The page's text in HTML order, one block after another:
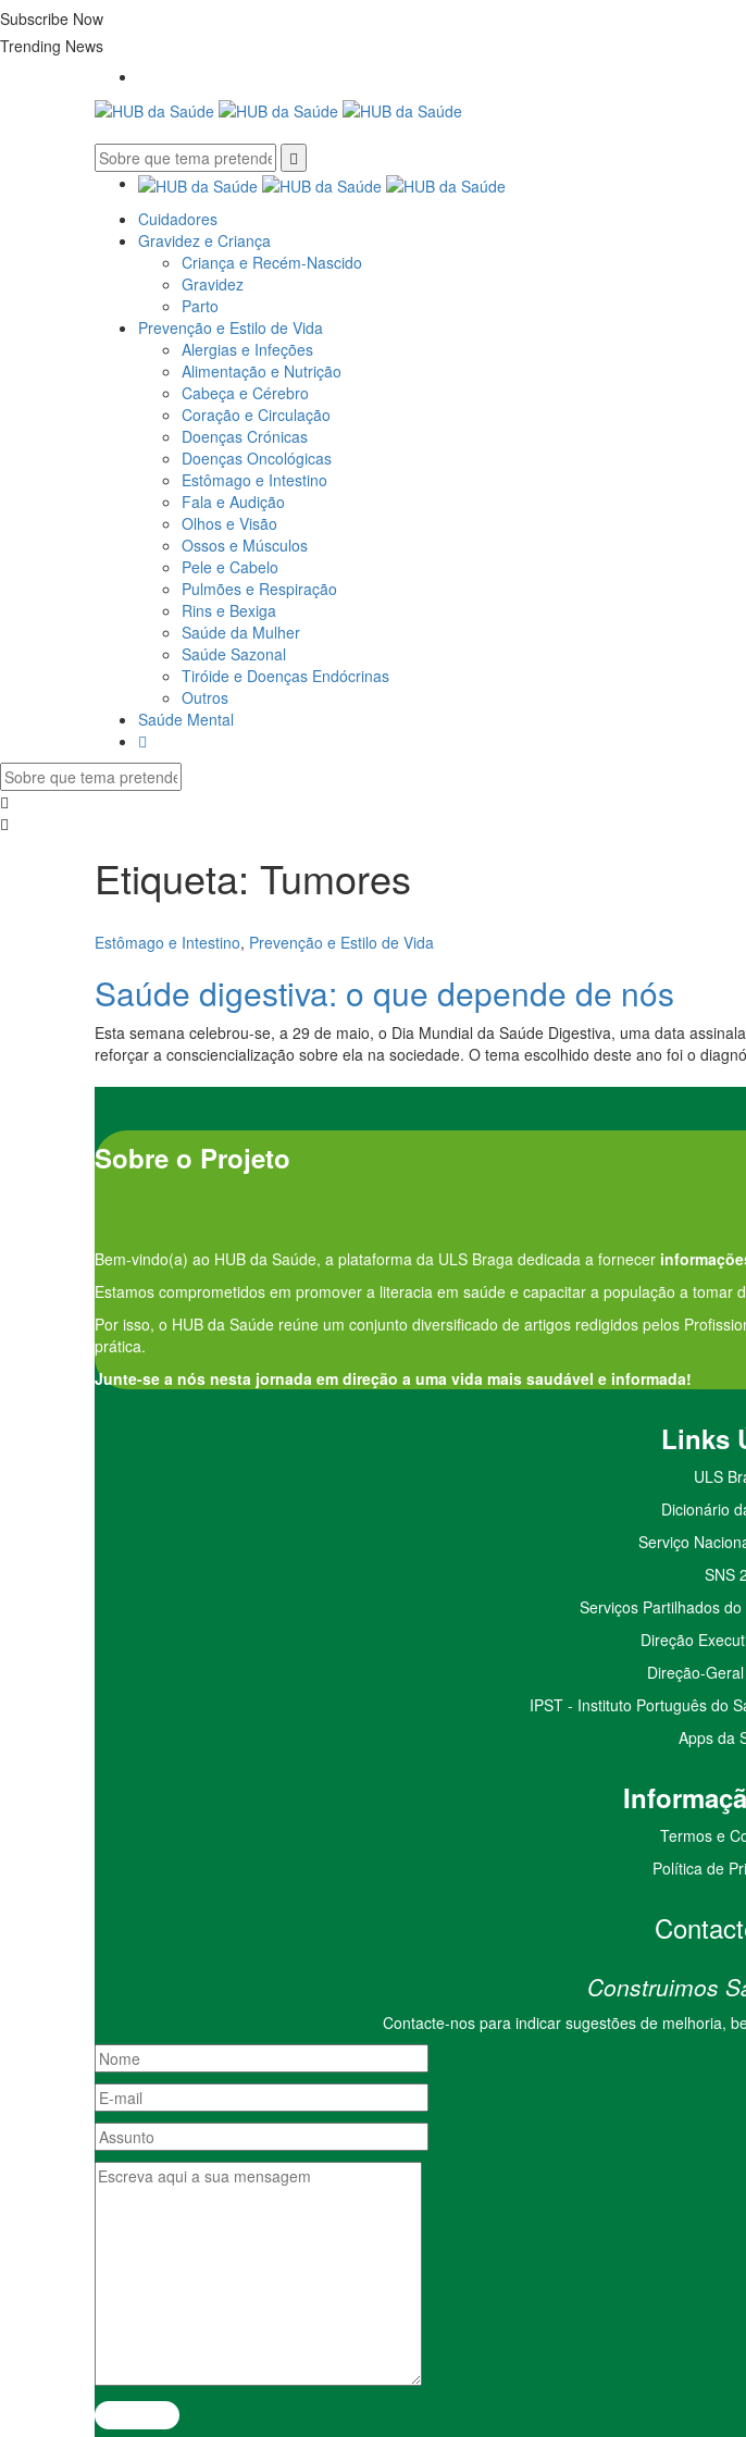
Subscribe Now
Trending News
Cuidadores
Gravidez e Criança
Criança e Recém-Nascido
Gravidez
Parto
Prevenção e Estilo de Vida
Alergias e Infeções
Alimentação e Nutrição
Cabeça e Cérebro
Coração e Circulação
Doenças Crónicas
Doenças Oncológicas
Estômago e Intestino
Fala e Audição
Olhos e Visão
Ossos e Músculos
Pele e Cabelo
Pulmões e Respiração
Rins e Bexiga
Saúde da Mulher
Saúde Sazonal
Tiróide e Doenças Endócrinas
Outros
Saúde Mental
Etiqueta: Tumores
Estômago e Intestino, Prevenção e Estilo de Vida
Saúde digestiva: o que depende de nós
Esta semana celebrou-se, a 29 de maio, o Dia Mundial da Saúde Digestiva, uma data
reforçar a consciencialização sobre ela na sociedade. O tema escolhido deste ano foi o
Sobre o Projeto
Bem-vindo(a) ao HUB da Saúde, a plataforma da ULS Braga dedicada a fornecer
Estamos comprometidos em promover a literacia em saúde e capacitar a população a
Por isso, o HUB da Saúde reúne um conjunto diversificado de artigos redigidos pelos
prática.
Junte-se a nós nesta jornada em direção a uma vida mais saudável e informada!
Links
ULS
Dicionário
Serviço
SNS
Serviços Partilhados
Direção
Direção-
IPST - Instituto Português do
Apps da
I
Termos e
Política de
Construimos
Contacte-nos para indicar sugestões de melhoria,